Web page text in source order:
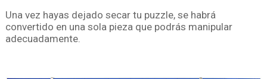
Una vez hayas dejado secar tu puzzle, se habrá
convertido en una sola pieza que podrás manipular
adecuadamente.